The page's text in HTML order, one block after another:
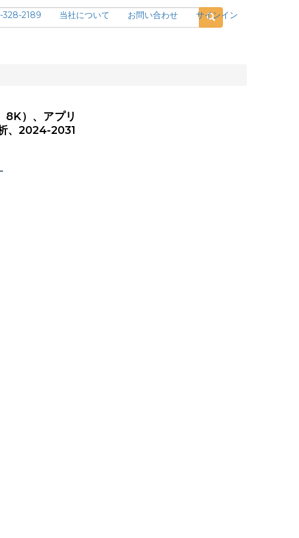
2189 当社について お問い合わせ
サインイン
）、アプリ
、2024-2031